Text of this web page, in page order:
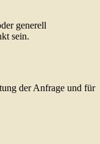
generell
sein.
der Anfrage und für